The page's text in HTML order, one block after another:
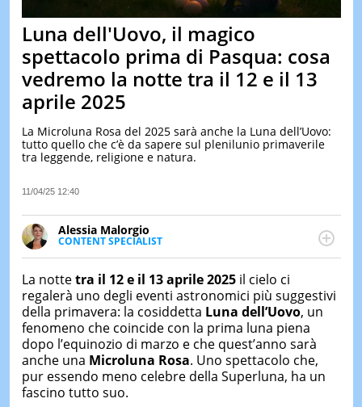
TEST
&
DI
OGGI
IERI
Luna dell'Uovo, il magico
spettacolo prima di Pasqua: cosa
vedremo la notte tra il 12 e il 13
aprile 2025
La Microluna Rosa del 2025 sarà anche la Luna dell’Uovo:
tutto quello che c’è da sapere sul plenilunio primaverile
tra leggende, religione e natura.
11/04/25 12:40
Alessia Malorgio
CONTENT SPECIALIST
Ha conseguito un Master in Marketing Management
occupa della creazione di contenuti in ottica SEO e
dello sviluppo di strategie marketing attraverso
canali digitali.
La nottetra il 12 e il 13 aprile 2025il cielo ci
regalerà uno degli eventi astronomici più suggestivi
della primavera: la cosiddetta Luna dell’Uovo, un
fenomeno che coincide con la prima luna piena
dopo l’equinozio di marzo e che quest’anno sarà
anche una Microluna Rosa. Uno spettacolo che,
pur essendo meno celebre della Superluna, ha un
fascino tutto suo.